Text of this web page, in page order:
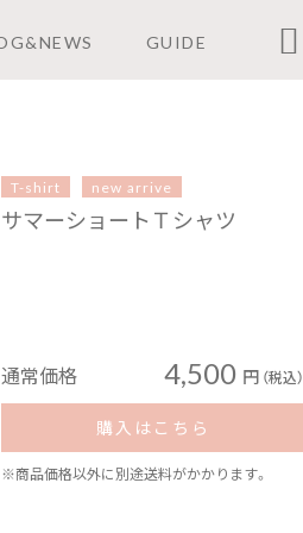
GUIDE 
T-shirt new arrive
サマーショートＴシャツ
通常価格 4,500 円 （税込）
購入はこちら
※商品価格以外に別途送料がかかります。